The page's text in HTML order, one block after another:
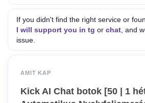
If you didn't find the right service or
I will support you in tg or chat , and
issue.
AMIT KAP
Kick AI Chat botok [50 | 1 hét